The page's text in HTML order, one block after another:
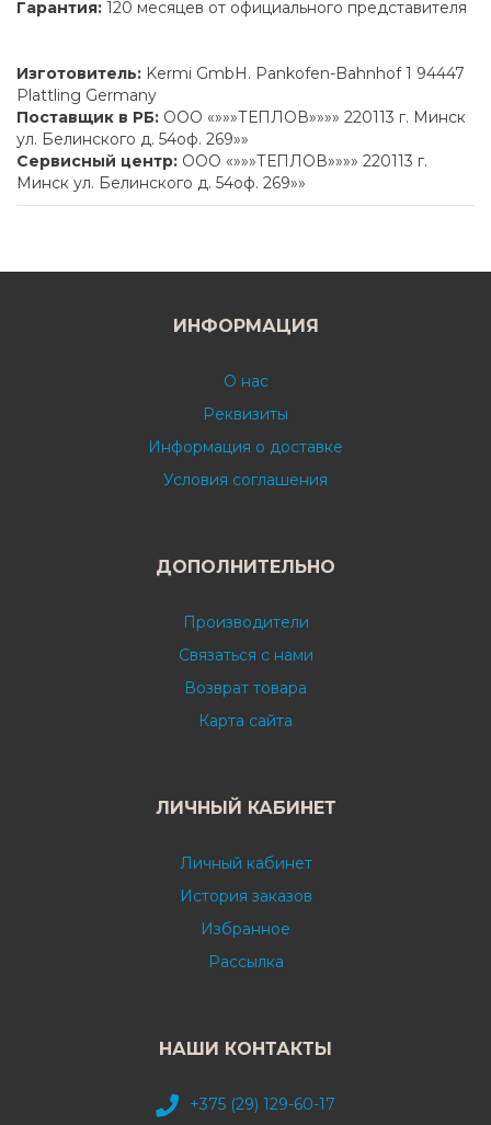
Гарантия: 120 месяцев от официального представителя
Изготовитель: Kermi GmbH. Pankofen-Bahnhof 1 94447
Plattling Germany
Поставщик в РБ: ООО «»»»ТЕПЛОВ»»»» 220113 г. Минск
ул. Белинского д. 54оф. 269»»
Сервисный центр: ООО «»»»ТЕПЛОВ»»»» 220113 г.
Минск ул. Белинского д. 54оф. 269»»
ИНФОРМАЦИЯ
О нас
Реквизиты
Информация о доставке
Условия соглашения
ДОПОЛНИТЕЛЬНО
Производители
Связаться с нами
Возврат товара
Карта сайта
ЛИЧНЫЙ КАБИНЕТ
Личный кабинет
История заказов
Избранное
Рассылка
НАШИ КОНТАКТЫ
+375 (29) 129-60-17